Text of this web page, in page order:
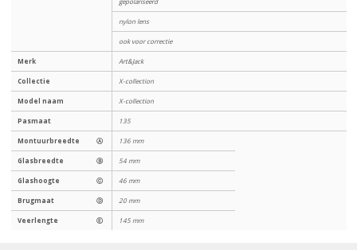
nylon lens
ook voor correctie
Merk Art&Jack
Collectie X-collection
Model naam X-collection
Pasmaat 135
Montuurbreedte Ⓐ 136 mm
Glasbreedte Ⓑ 54 mm
Glashoogte Ⓒ 46 mm
Brugmaat Ⓓ 20 mm
Veerlengte Ⓔ 145 mm